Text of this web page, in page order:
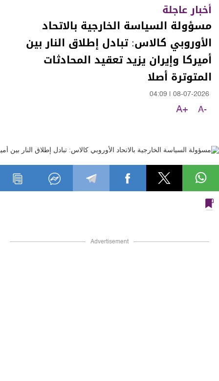
أخبار عاجلة
مسؤولة السياسة الخارجية بالاتحاد
الأوروبي كالاس: تبادل إطلاق النار بين
أميركا وإيران يزيد تعقيد المحادثات
المتوترة أصلا
08-07-2026
04:09
A-
A+
Advertisement